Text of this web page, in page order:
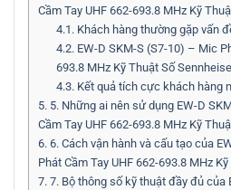
Cầm Tay UHF 662-693.8 MHz Kỹ
4.1.Khách hàng thường gặp vấn
4.2.EW-D SKM-S (S7-10) – Mic
693.8 MHz Kỹ Thuật Số
4.3.Kết quả tích cực khách hàng
5. 5. Những ai nên sử dụng EW-D
Cầm Tay UHF 662-693.8 MHz Kỹ
6. 6. Cách vận hành và cấu tạo của
Phát Cầm Tay UHF 662-693.8 MHz
7. 7. Bộ thông số kỹ thuật đầy đủ của